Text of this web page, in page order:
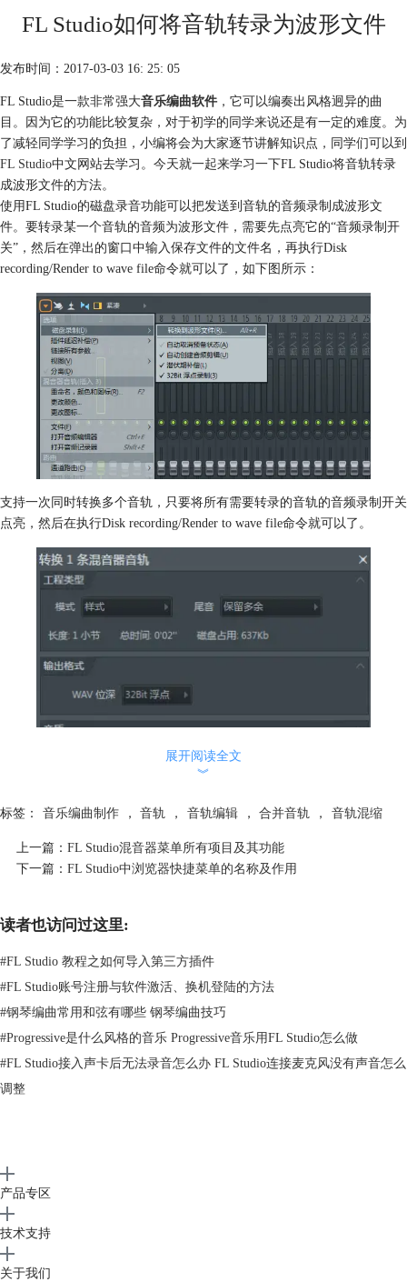
FL Studio如何将音轨转录为波形文件
发布时间：2017-03-03 16: 25: 05
FL Studio是一款非常强大音乐编曲软件，它可以编奏出风格迥异的曲
目。因为它的功能比较复杂，对于初学的同学来说还是有一定的难度。为
了减轻同学学习的负担，小编将会为大家逐节讲解知识点，同学们可以到
FL Studio中文网站去学习。今天就一起来学习一下FL Studio将音轨转录
成波形文件的方法。
使用FL Studio的磁盘录音功能可以把发送到音轨的音频录制成波形文
件。要转录某一个音轨的音频为波形文件，需要先点亮它的“音频录制开
关”，然后在弹出的窗口中输入保存文件的文件名，再执行Disk
recording/Render to wave file命令就可以了，如下图所示：
支持一次同时转换多个音轨，只要将所有需要转录的音轨的音频录制开关
点亮，然后在执行Disk recording/Render to wave file命令就可以了。
轨输出或者分轨导出。它是进行后期音频文件输出时一个非常方便的功
能。
文网站学习教程。
展开阅读全文
︾
标签： 音乐编曲制作 ， 音轨 ， 音轨编辑 ， 合并音轨 ， 音轨混缩
上一篇： FL Studio混音器菜单所有项目及其功能
下一篇： FL Studio中浏览器快捷菜单的名称及作用
读者也访问过这里:
#FL Studio 教程之如何导入第三方插件
#FL Studio账号注册与软件激活、换机登陆的方法
#钢琴编曲常用和弦有哪些 钢琴编曲技巧
#Progressive是什么风格的音乐 Progressive音乐用FL Studio怎么做
#FL Studio接入声卡后无法录音怎么办 FL Studio连接麦克风没有声音怎么
调整
产品专区
技术支持
关于我们